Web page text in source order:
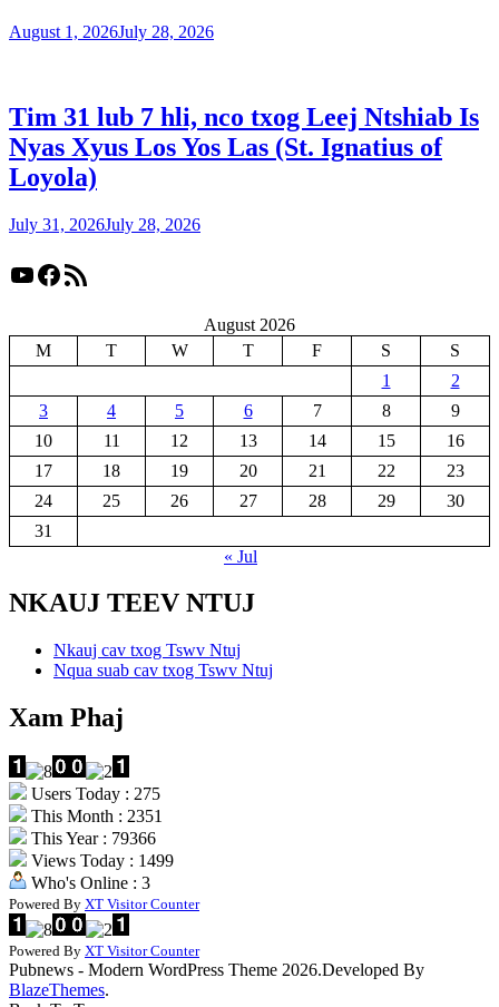
August 1, 2026July 28, 2026
Tim 31 lub 7 hli, nco txog Leej Ntshiab Is
Nyas Xyus Los Yos Las (St. Ignatius of
Loyola)
July 31, 2026July 28, 2026
YouTube
Facebook
RSS Feed
August 2026
M
T W T F S
S
1
2
3
4 5 6 7 8
9
10
11 12 13 14 15
16
17
18 19 20 21 22
23
24
25 26 27 28 29
30
31
« Jul
NKAUJ TEEV NTUJ
Nkauj cav txog Tswv Ntuj
Nqua suab cav txog Tswv Ntuj
Xam Phaj
Users Today : 275
This Month : 2351
This Year : 79366
Views Today : 1499
Who's Online : 3
Powered By XT Visitor Counter
Powered By XT Visitor Counter
Pubnews - Modern WordPress Theme 2026.Developed By
BlazeThemes.